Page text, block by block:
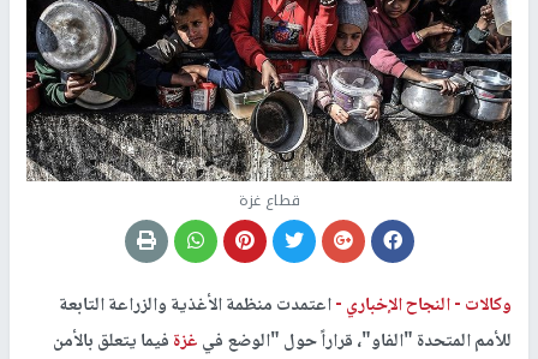
قطاع غزة
وكالات -النجاح الإخباري -اعتمدت منظمة الأغذية والزراعة التابعة
للأمم المتحدة "الفاو"، قراراً حول "الوضع فيغزةفيما يتعلق بالأمن